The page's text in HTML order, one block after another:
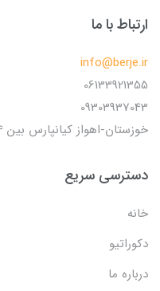
ارتباط با ما
info@berje.ir
06133921355
09303937043
خوزستان-اهواز کیانپارس بین 4و5 شرقی
دسترسی سریع
خانه
دکوراتیو
درباره ما